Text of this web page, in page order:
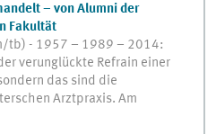
– von Alumni der
Fakultät
tb) - 1957 – 1989 – 2014:
verunglückte Refrain einer
das sind die
Arztpraxis. Am